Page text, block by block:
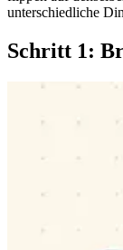
unterschiedliche
Schritt 1: